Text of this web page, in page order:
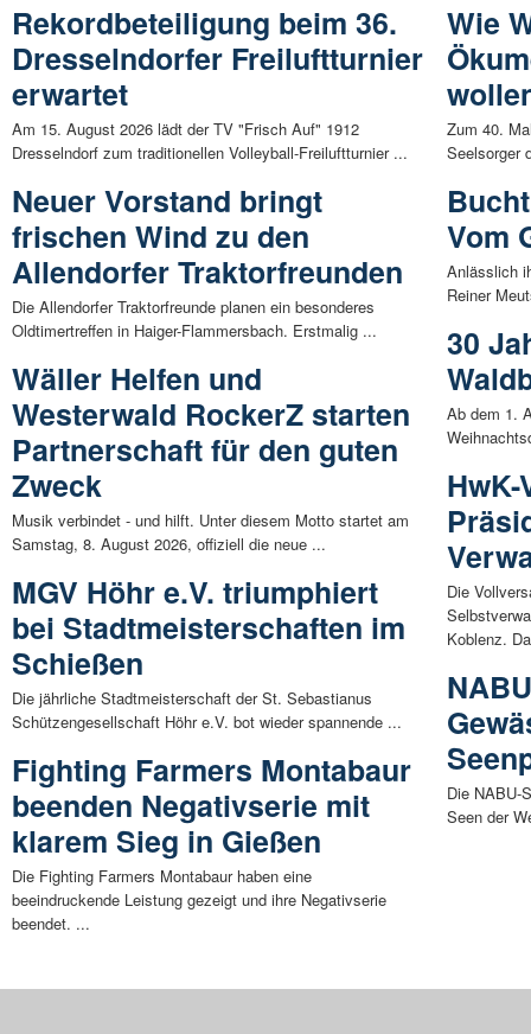
Rekordbeteiligung beim 36.
Dresselndorfer Freiluftturnier
erwartet
Am 15. August 2026 lädt der TV "Frisch Auf" 1912
Dresselndorf zum traditionellen Volleyball-Freiluftturnier ...
Neuer Vorstand bringt
frischen Wind zu den
Allendorfer Traktorfreunden
Die Allendorfer Traktorfreunde planen ein besonderes
Oldtimertreffen in Haiger-Flammersbach. Erstmalig ...
Wäller Helfen und
Westerwald RockerZ starten
Partnerschaft für den guten
Zweck
Musik verbindet - und hilft. Unter diesem Motto startet am
Samstag, 8. August 2026, offiziell die neue ...
MGV Höhr e.V. triumphiert
bei Stadtmeisterschaften im
Schießen
Die jährliche Stadtmeisterschaft der St. Sebastianus
Schützengesellschaft Höhr e.V. bot wieder spannende ...
Fighting Farmers Montabaur
beenden Negativserie mit
klarem Sieg in Gießen
Die Fighting Farmers Montabaur haben eine
beeindruckende Leistung gezeigt und ihre Negativserie
beendet. ...
Wie
Zum 40.
Seelsorger
Vom
Anlässlich
Reiner
30
Ab dem 1.
Die
Koblenz.
Die NABU-
Seen der